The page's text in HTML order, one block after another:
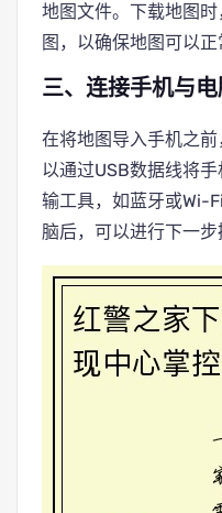
地图文件。下载地图
图，以确保地图可以正
三、连接手机与
在将地图导入手机之
以通过USB数据线将
输工具，如蓝牙或Wi-
脑后，可以进行下一步